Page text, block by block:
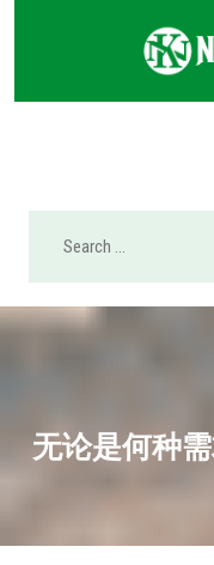
无论是何种